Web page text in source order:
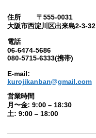
住所 〒555-0031
大阪市西淀川区出来島2-3-32
電話
06-6474-5686
080-5715-6333(携帯)
E-mail:
kurojikanban@gmail.com
営業時間
月〜金: 9:00 – 18:30
土: 9:00 – 18:00